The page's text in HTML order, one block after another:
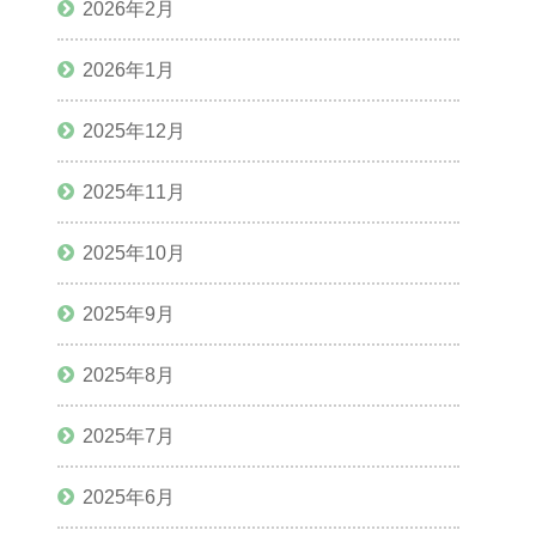
2026年2月
2026年1月
2025年12月
2025年11月
2025年10月
2025年9月
2025年8月
2025年7月
2025年6月